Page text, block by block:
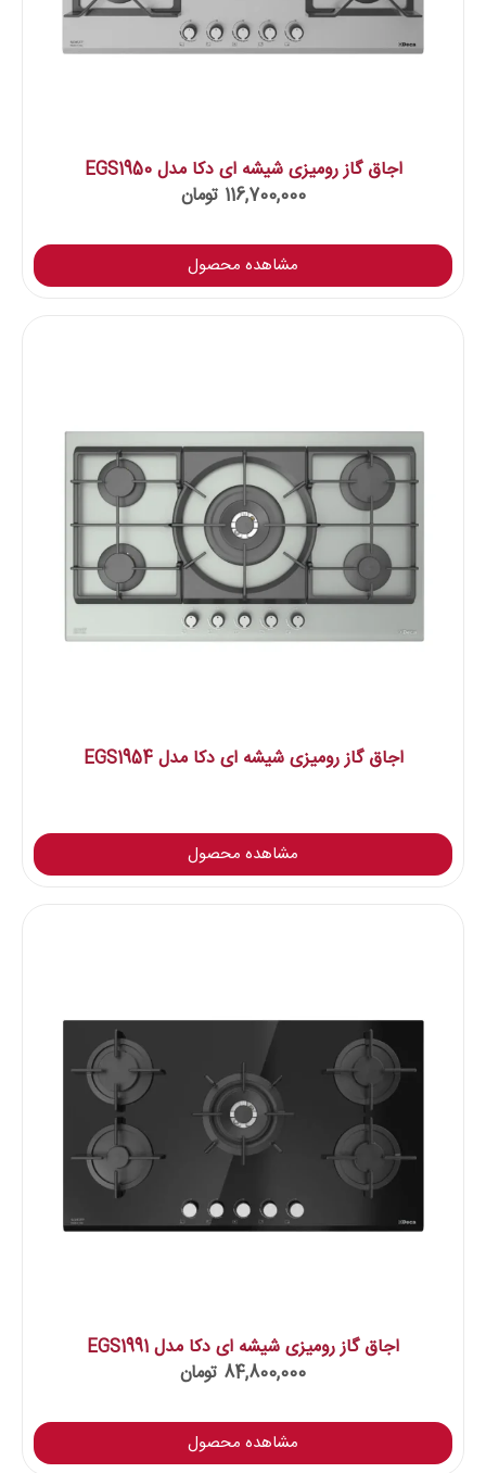
اجاق گاز رومیزی شیشه ای دکا مدل EGS1950
116,700,000 تومان
مشاهده محصول
اجاق گاز رومیزی شیشه ای دکا مدل EGS1954
مشاهده محصول
اجاق گاز رومیزی شیشه ای دکا مدل EGS1991
84,800,000 تومان
مشاهده محصول